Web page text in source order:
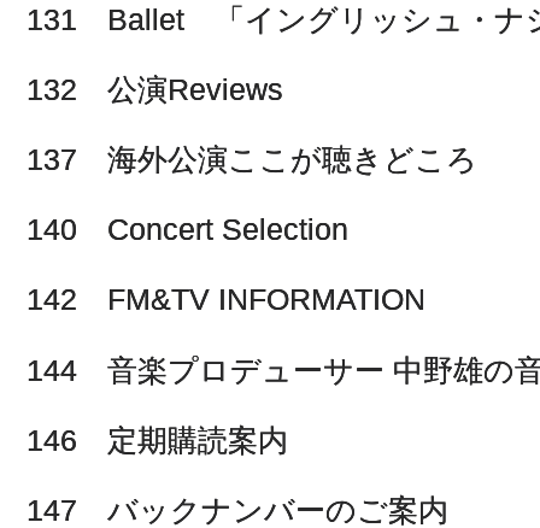
131 Ballet 「イングリッシュ・ナ
132 公演Reviews
137 海外公演ここが聴きどころ
140 Concert Selection
142 FM&TV INFORMATION
144 音楽プロデューサー 中野雄の
146 定期購読案内
147 バックナンバーのご案内